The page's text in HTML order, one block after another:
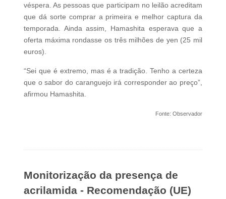
véspera. As pessoas que participam no leilão acreditam
que dá sorte comprar a primeira e melhor captura da
temporada. Ainda assim, Hamashita esperava que a
oferta máxima rondasse os três milhões de yen (25 mil
euros).
“Sei que é extremo, mas é a tradição. Tenho a certeza
que o sabor do caranguejo irá corresponder ao preço”,
afirmou Hamashita.
Fonte: Observador
Monitorização da presença de
acrilamida - Recomendação (UE)